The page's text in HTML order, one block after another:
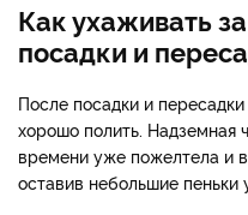
Как ухаживать
посадки и
После посадки и
хорошо полить. Надземная
времени уже пожелтела и
оставив небольшие пеньки